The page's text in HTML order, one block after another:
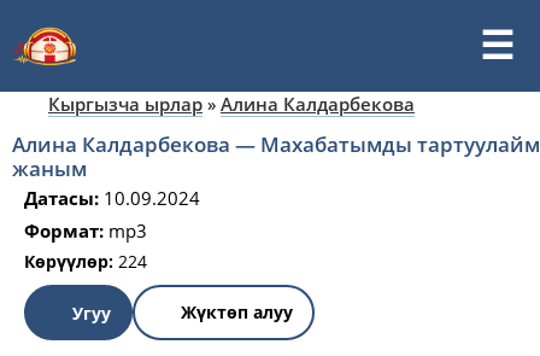
Кыргызча ырлар » Алина Калдарбекова
Алина Калдарбекова — Махабатымды тартуулайм
жаным
Датасы: 10.09.2024
Формат: mp3
Көрүүлөр: 224
Угуу Жүктөп алуу